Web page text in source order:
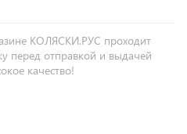
КОЛЯСКИ.РУС проходит
перед отправкой и выдачей
качество!